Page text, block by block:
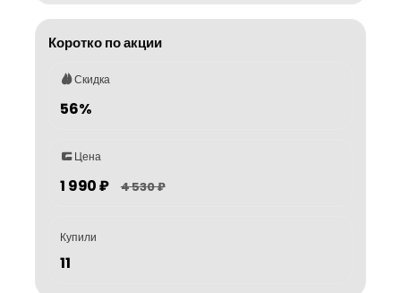
Коротко по акции
Скидка
56%
Цена
1 990 ₽ 4 530 ₽
Купили
11